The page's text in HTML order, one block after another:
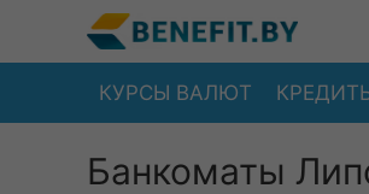
КУРСЫ ВАЛЮТ
Банкоматы